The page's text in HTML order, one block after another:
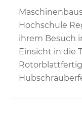
Hochschule
ihrem Besuch
Einsicht in die